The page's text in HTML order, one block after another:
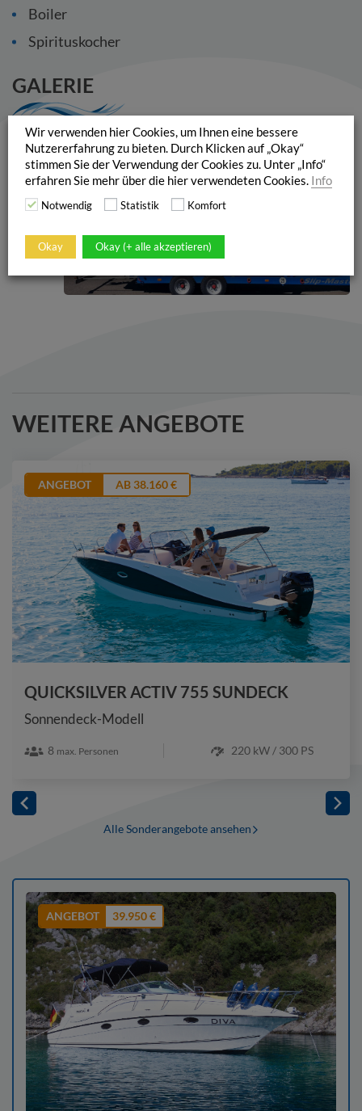
Boiler
Spirituskocher
GALERIE
WEITERE ANGEBOTE
ANGEBOT AB 38.160 €
QUICKSILVER ACTIV 755 SUNDECK
Sonnendeck-Modell
8 max. Personen 220 kW / 300 PS
Alle Sonderangebote ansehen
ANGEBOT 39.950 €
Wir verwenden hier Cookies, um Ihnen eine bessere
Nutzererfahrung zu bieten. Durch Klicken auf „Okay“
stimmen Sie der Verwendung der Cookies zu. Unter „Info“
erfahren Sie mehr über die hier verwendeten Cookies. Info
Notwendig Statistik Komfort
Okay Okay (+ alle akzeptieren)